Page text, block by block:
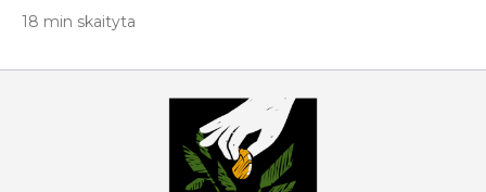
18 min skaityta